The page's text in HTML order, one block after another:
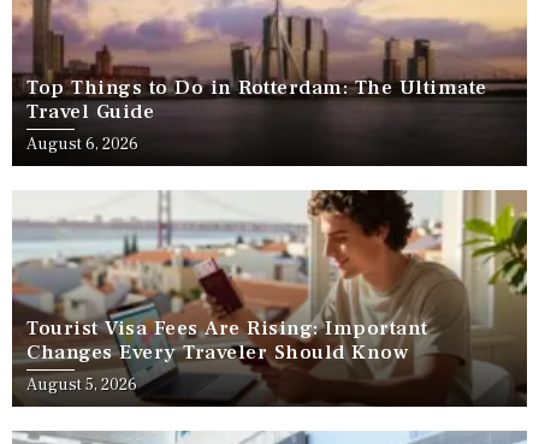
Top Things to Do in Rotterdam: The Ultimate
Travel Guide
August 6, 2026
Tourist Visa Fees Are Rising: Important
Changes Every Traveler Should Know
August 5, 2026